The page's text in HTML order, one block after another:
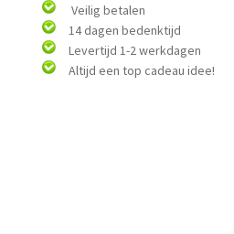
Veilig betalen
14 dagen bedenktijd
Levertijd 1-2 werkdagen
Altijd een top cadeau idee!